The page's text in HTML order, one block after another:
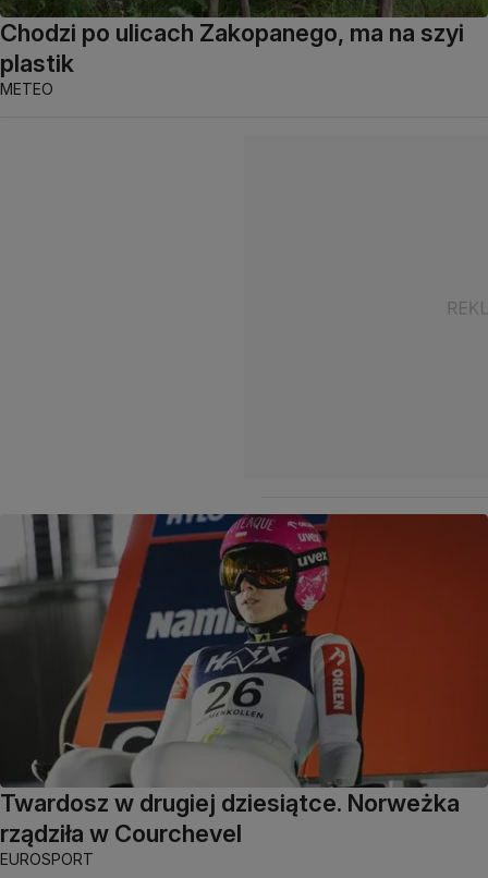
Chodzi po ulicach Zakopanego, ma na szyi
plastik
METEO
Twardosz w drugiej dziesiątce. Norweżka
rządziła w Courchevel
EUROSPORT